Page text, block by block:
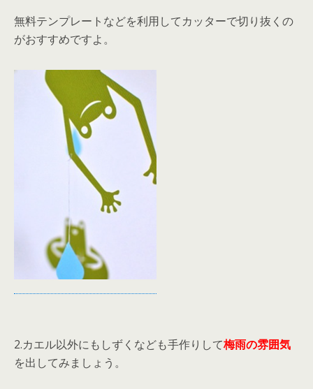
無料テンプレートなどを利用してカッターで切り抜くの
がおすすめですよ。
2.カエル以外にもしずくなども手作りして梅雨の雰囲気
を出してみましょう。